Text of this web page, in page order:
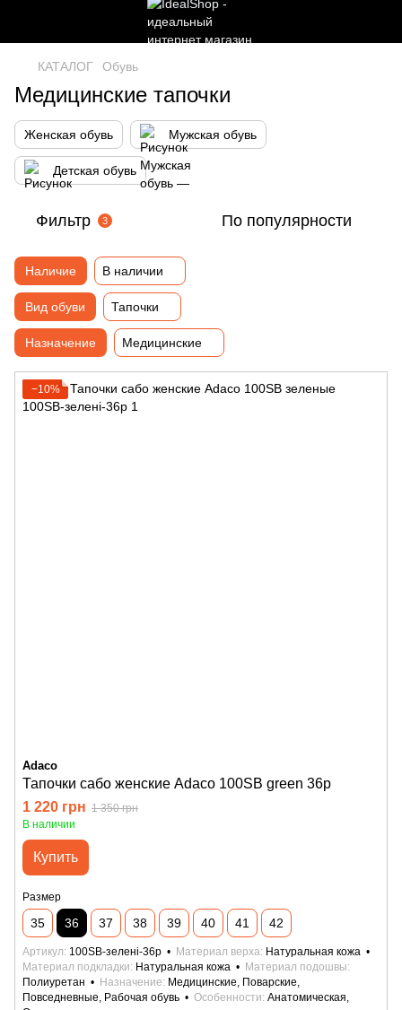
КАТАЛОГ Обувь
Медицинские тапочки
Женская обувь Мужская обувь
Детская обувь
Фильтр 3 По популярности
Наличие В наличии
Вид обуви Тапочки
Назначение Медицинские
−10%
Adaco
Тапочки сабо женские Adaco 100SB green 36р
1 220 грн 1 350 грн
В наличии
Купить
Размер
35 36 37 38 39 40 41 42
Артикул 100SB-зелені-36р Материал верха Натуральная кожа
Материал подкладки
Натуральная кожа
Материал подошвы
Полиуретан
Назначение
Медицинские, Поварские,
Повседневные, Рабочая обувь
Особенности Анатомическая,